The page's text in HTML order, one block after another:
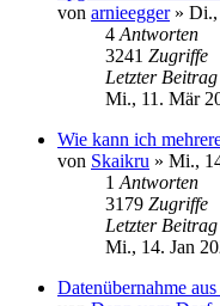
von arnieegger» Di.,
4 Antworten
3241 Zugriffe
Letzter Beitrag
Mi., 11. Mär
Wie kann ich
von Skaikru » Mi.,
1 Antworten
3179 Zugriffe
Letzter Beitrag
Mi., 14. Jan
Datenübernahme